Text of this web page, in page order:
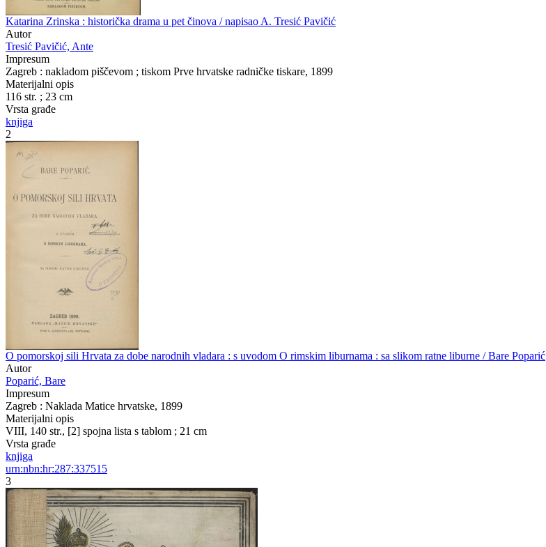
Katarina Zrinska : historička drama u pet činova / napisao A. Tresić Pavičić
Autor
Tresić Pavičić, Ante
Impresum
Zagreb : nakladom piščevom ; tiskom Prve hrvatske radničke tiskare, 1899
Materijalni opis
116 str. ; 23 cm
Vrsta građe
knjiga
2
O pomorskoj sili Hrvata za dobe narodnih vladara : s uvodom O rimskim liburnama : sa slikom ratne liburne / Bare Poparić
Autor
Poparić, Bare
Impresum
Zagreb : Naklada Matice hrvatske, 1899
Materijalni opis
VIII, 140 str., [2] spojna lista s tablom ; 21 cm
Vrsta građe
knjiga
urn:nbn:hr:287:337515
3